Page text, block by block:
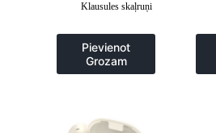
Klausules skaļruņi
Pievienot
Grozam